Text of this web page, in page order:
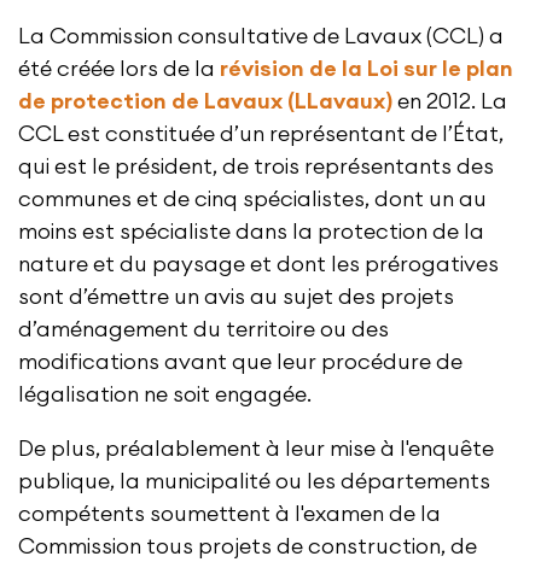
La Commission consultative de Lavaux (CCL) a
été créée lors de la révision de la Loi sur le plan
de protection de Lavaux (LLavaux) en 2012. La
CCL est constituée d’un représentant de l’État,
qui est le président, de trois représentants des
communes et de cinq spécialistes, dont un au
moins est spécialiste dans la protection de la
nature et du paysage et dont les prérogatives
sont d’émettre un avis au sujet des projets
d’aménagement du territoire ou des
modifications avant que leur procédure de
légalisation ne soit engagée.
De plus, préalablement à leur mise à l'enquête
publique, la municipalité ou les départements
compétents soumettent à l'examen de la
Commission tous projets de construction, de